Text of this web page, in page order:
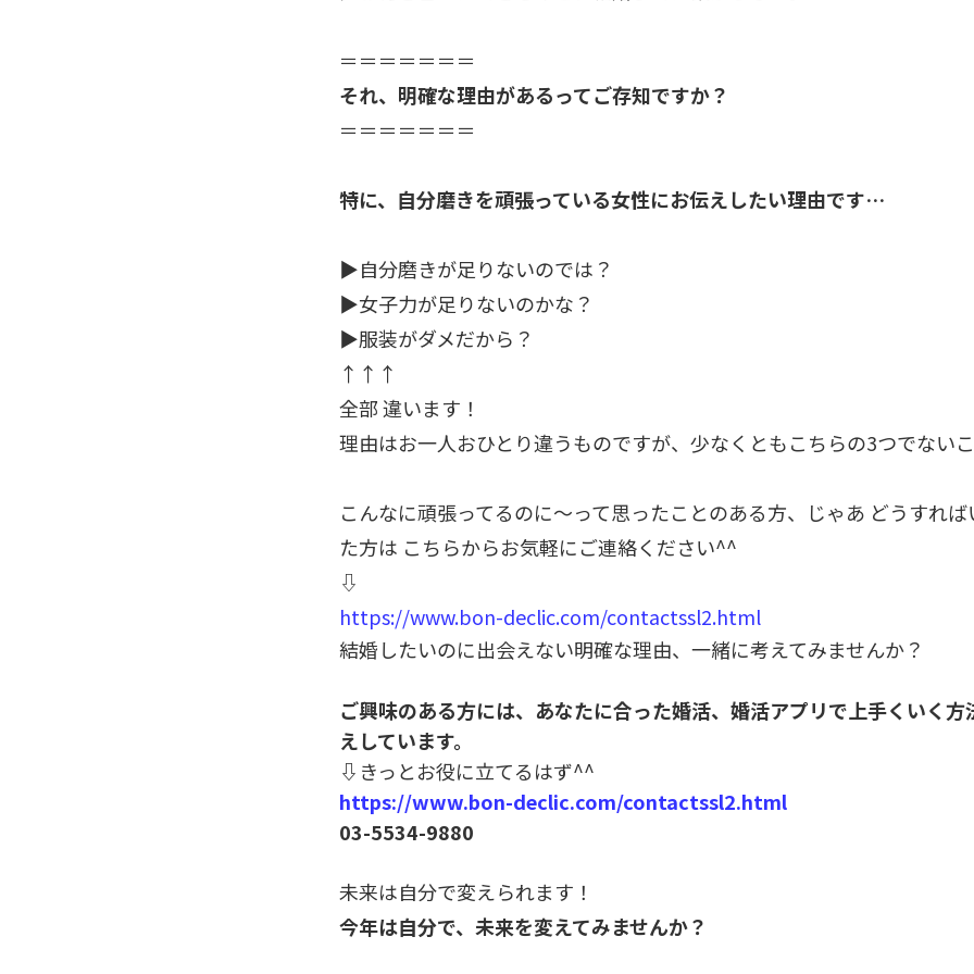
＝＝＝＝＝＝＝
それ、明確な理由があるってご存知ですか？
＝＝＝＝＝＝＝
特に、自分磨きを頑張っている女性にお伝えしたい理由です…
▶自分磨きが足りないのでは？
▶女子力が足りないのかな？
▶服装がダメだから？
↑↑↑
全部 違います！
理由はお一人おひとり違うものですが、少なくともこちらの3つでない
こんなに頑張ってるのに〜って思ったことのある方、
じゃあ どうすれ
た方は こちらからお気軽にご連絡ください^^
⇩
https://www.bon-declic.com/contactssl2.html
結婚したいのに出会えない明確な理由、一緒に考えてみませんか？
ご興味のある方には、あなたに合った婚活、婚活アプリで上手くいく方
えしています。
⇩ きっとお役に立てるはず^^
https://www.bon-declic.com/contactssl2.html
03-5534-9880
未来は自分で変えられます！
今年は自分で、未来を変えてみませんか？